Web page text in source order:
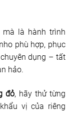
là hành trình
phù hợp, phục
dụng – tất
hảo.
đỏ, hãy thử từng
vị của riêng